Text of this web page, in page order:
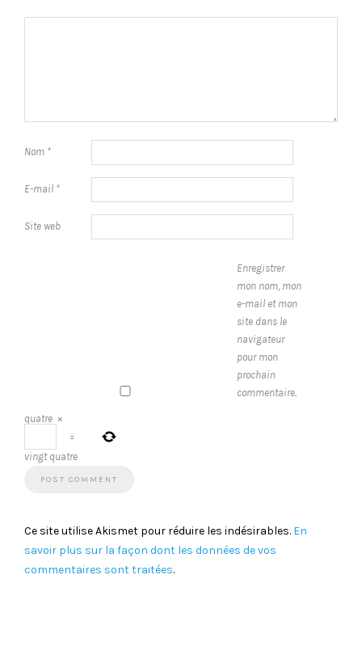
Nom *
E-mail *
Site web
Enregistrer
mon nom, mon
e-mail et mon
site dans le
navigateur
pour mon
prochain
commentaire.
quatre ×
=
vingt quatre
Ce site utilise Akismet pour réduire les indésirables. En
savoir plus sur la façon dont les données de vos
commentaires sont traitées.